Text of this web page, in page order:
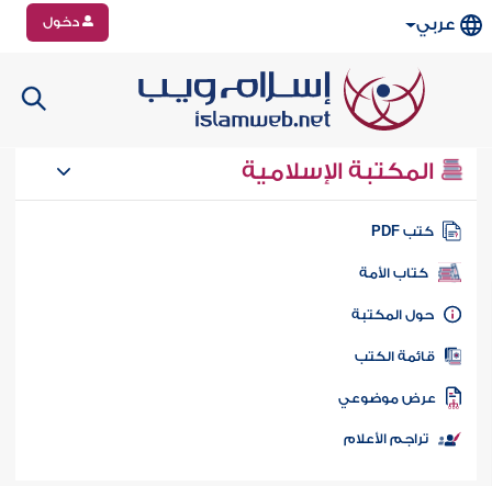
عربي دخول
المكتبة الإسلامية
كتب PDF
كتاب الأمة
المكتبة
الكتب
موضوعي